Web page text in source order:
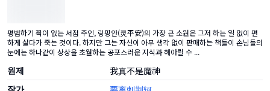
평범하기 짝이 없는 서점 주인, 링핑안(灵平安)의 가장 큰 소원은 그저 하는 일 없이 편
하게 살다가 죽는 것이다. 하지만 그는 자신이 아무 생각 없이 판매하는 책들이 손님들의
눈에는 하나같이 상상을 초월하는 공포스러운 지식과 헤아릴 수 ...
원제 我真不是魔神